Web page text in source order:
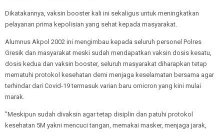
Dikatakannya, vaksin booster kali ini sekaligus untuk meningkatkan
pelayanan prima kepolisian yang sehat kepada masyarakat.
Alumnus Akpol 2002 ini mengimbau kepada seluruh personel Polres
Gresik dan masyarakat meski sudah mendapatkan vaksin dosis kesatu,
dosis kedua dan vaksin booster, seluruh masyarakat diharapkan tetap
mematuhi protokol kesehatan demi menjaga keselamatan bersama agar
terhindar dari Covid-19 termasuk varian baru omicron yang kini mulai
marak.
"Meskipun sudah divaksin agar tetap disiplin dan patuhi protokol
kesehatan 5M yakni mencuci tangan, memakai masker, menjaga jarak,